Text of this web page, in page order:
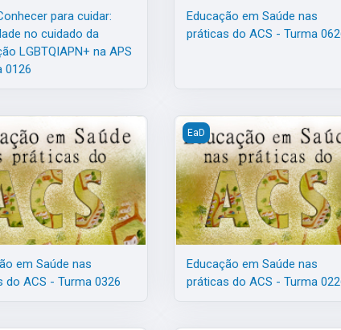
para cuidar:
no cuidado da
LGBTQIAPN+ na APS
0126
Educação em Saúde nas
práticas do ACS - Turma
em Saúde nas práticas do ACS - Turma 0326
em Saúde nas
do ACS - Turma 0326
Educação em Saúde nas
EaD
Educação em Saúde nas
práticas do ACS - Turma